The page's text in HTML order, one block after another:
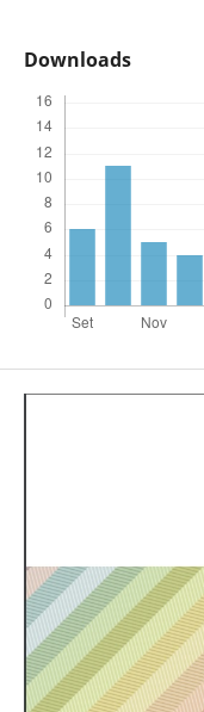
Downloads